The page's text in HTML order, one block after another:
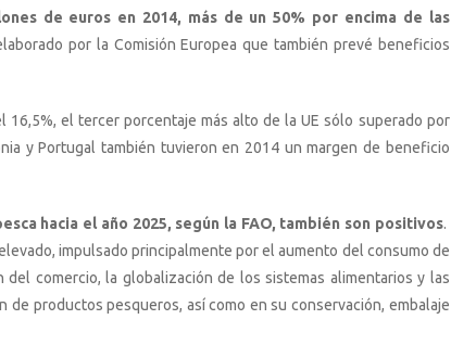
de euros en 2014, más de un 50% por encima de las
por la Comisión Europea que también prevé beneficios
el tercer porcentaje más alto de la UE sólo superado por
y Portugal también tuvieron en 2014 un margen de beneficio
hacia el año 2025, según la FAO, también son positivos.
impulsado principalmente por el aumento del consumo de
comercio, la globalización de los sistemas alimentarios y las
productos pesqueros, así como en su conservación, embalaje